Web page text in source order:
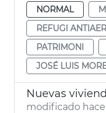
NORMAL
REFUGI
PATRIMONI
JOSÉ LUIS
modificado